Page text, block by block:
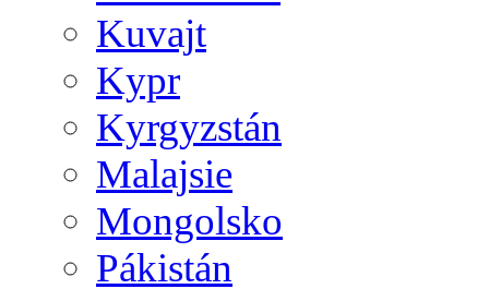
Kuvajt
Kypr
Kyrgyzstán
Malajsie
Mongolsko
Pákistán